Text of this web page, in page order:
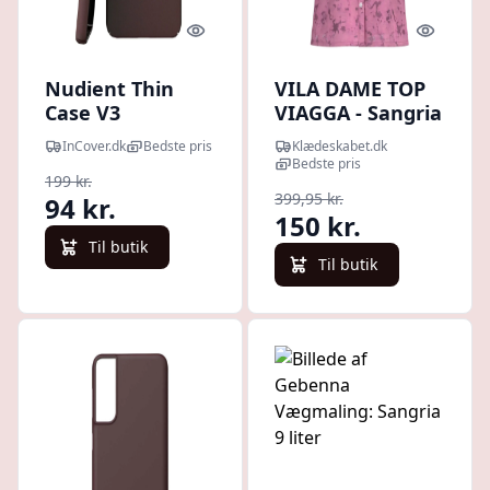
Quick look
Nudient Thin
Case V3
Samsung Galaxy
S22+ (Plus)
Bagside Cover -
Sangria red
InCover.dk Bedste pris
199 kr.
94 kr.
Til butik
Quick
VILA DAME TOP
VIAGGA - Sangria
Sunset
JACQUARD
Klædeskabet.dk
Bedste pris
399,95 kr.
150 kr.
Til butik